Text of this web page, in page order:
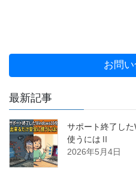
お問
最新記事
サポート終了し
使うにはⅡ
2026年5月4日